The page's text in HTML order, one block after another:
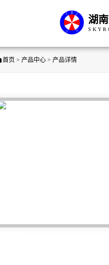
湖
S K Y R
首页 > 产品中心 > 产品详情